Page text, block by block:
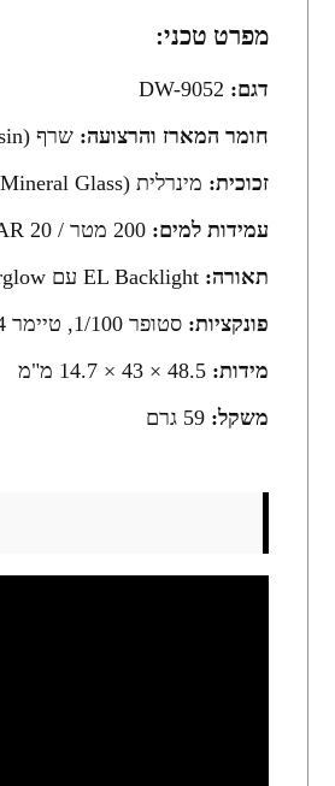
מפרט טכני:
דגם:
חומר המארז והרצועה: שרף (Resin) קשיח
זכוכית: מינרלית (Mineral Glass)
עמידות למים:
תאורה:
פונקציות: סטופר 1/100, טיימר 24 שעות, שעון מעורר רב-תכליתי, התראת פלאש
מידות:
משקל: